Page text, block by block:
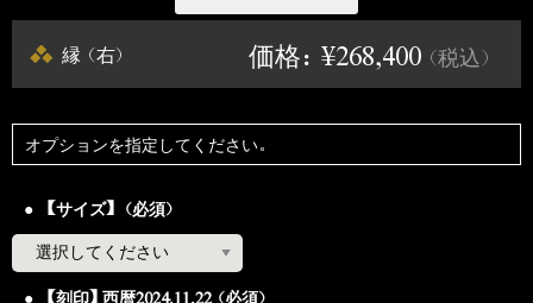
縁（右） 価格：¥268,400 （税込）
オプションを指定してください。
【サイズ】（必須）
【刻印】西暦2024.11.22（必須）